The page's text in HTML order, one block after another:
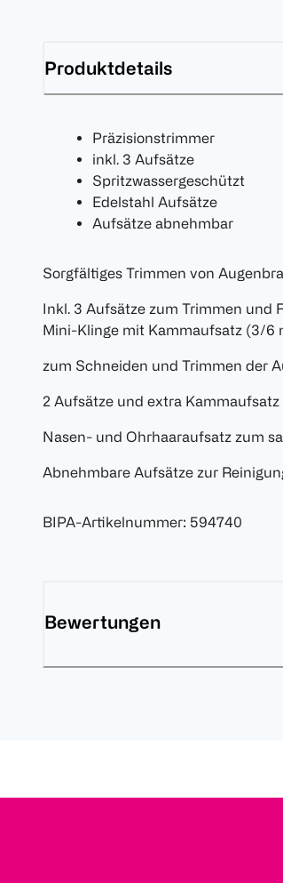
Produktdetails
Präzisionstrimmer
inkl. 3 Aufsätze
Spritzwassergeschützt
Edelstahl Aufsätze
Aufsätze abnehmbar
Sorgfältiges Trimmen von
Inkl. 3 Aufsätze zum Trimmen und
Mini-Klinge mit Kammaufsatz (3/6
zum Schneiden und Trimmen der
2 Aufsätze und extra
Nasen- und Ohrhaaraufsatz zum
Abnehmbare Aufsätze zur
BIPA-Artikelnummer: 594740
Bewertungen